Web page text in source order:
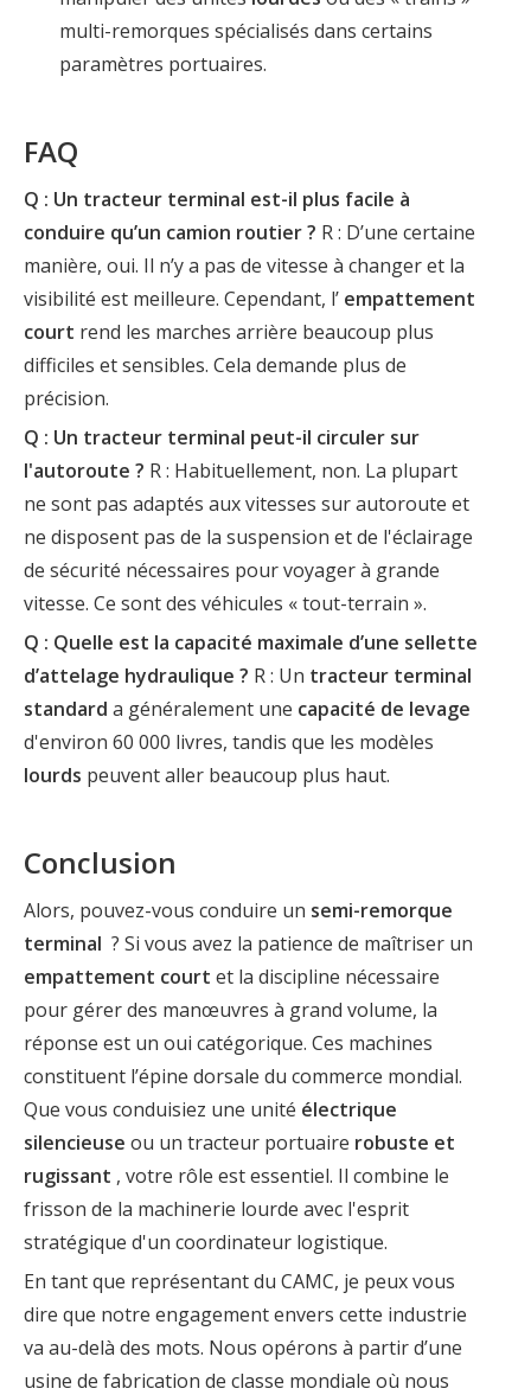
multi-remorques spécialisés dans certains
paramètres portuaires.
FAQ
Q : Un tracteur terminal est-il plus facile à
conduire qu’un camion routier ? R : D’une certaine
manière, oui. Il n’y a pas de vitesse à changer et la
visibilité est meilleure. Cependant, l’ empattement
court rend les marches arrière beaucoup plus
difficiles et sensibles. Cela demande plus de
précision.
Q : Un tracteur terminal peut-il circuler sur
l'autoroute ? R : Habituellement, non. La plupart
ne sont pas adaptés aux vitesses sur autoroute et
ne disposent pas de la suspension et de l'éclairage
de sécurité nécessaires pour voyager à grande
vitesse. Ce sont des véhicules « tout-terrain ».
Q : Quelle est la capacité maximale d’une sellette
d’attelage hydraulique ? R : Un tracteur terminal
standard a généralement une capacité de levage
d'environ 60 000 livres, tandis que les modèles
lourds peuvent aller beaucoup plus haut.
Conclusion
Alors, pouvez-vous conduire un semi-remorque
terminal ? Si vous avez la patience de maîtriser un
empattement court et la discipline nécessaire
pour gérer des manœuvres à grand volume, la
réponse est un oui catégorique. Ces machines
constituent l’épine dorsale du commerce mondial.
Que vous conduisiez une unité électrique
silencieuse ou un tracteur portuaire robuste et
rugissant , votre rôle est essentiel. Il combine le
frisson de la machinerie lourde avec l'esprit
stratégique d'un coordinateur logistique.
En tant que représentant du CAMC, je peux vous
dire que notre engagement envers cette industrie
va au-delà des mots. Nous opérons à partir d’une
usine de fabrication de classe mondiale où nous